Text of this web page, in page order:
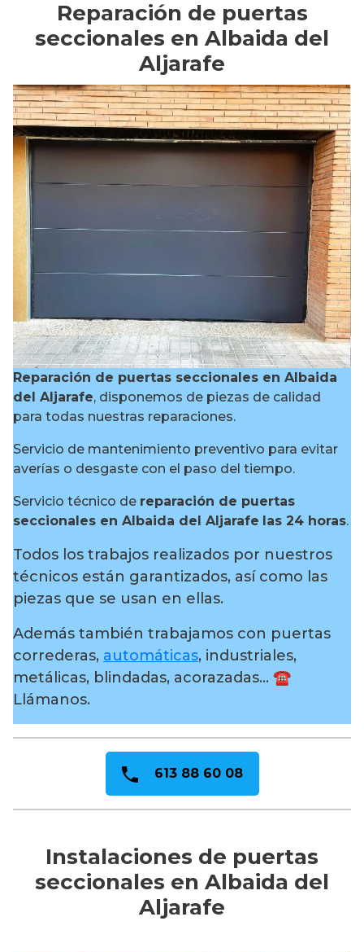
Reparación de puertas
seccionales en Albaida del
Aljarafe
Reparación de puertas seccionales en Albaida
del Aljarafe, disponemos de piezas de calidad
para todas nuestras reparaciones.
Servicio de mantenimiento preventivo para evitar
averías o desgaste con el paso del tiempo.
Servicio técnico de reparación de puertas
seccionales en Albaida del Aljarafe las 24 horas.
Todos los trabajos realizados por nuestros
técnicos están garantizados, así como las
piezas que se usan en ellas.
Además también trabajamos con puertas
correderas, automáticas, industriales,
metálicas, blindadas, acorazadas… ☎️
Llámanos.
613 88 60 08
Instalaciones de puertas
seccionales en Albaida del
Aljarafe